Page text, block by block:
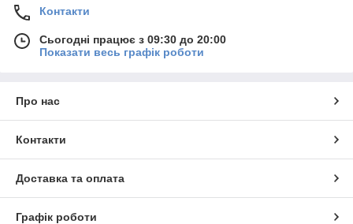
Контакти
Сьогодні працює з 09:30 до 20:00
Показати весь графік роботи
Про нас
Контакти
Доставка та оплата
Графік роботи